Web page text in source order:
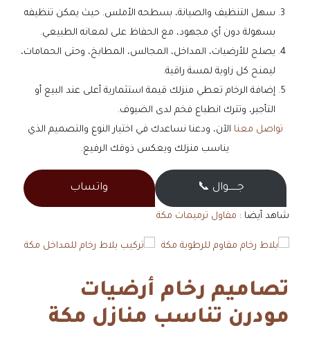
سهل التنظيف والصيانة، بسطحه الأملس. حيث يمكن تنظيفه
بسهولة دون أي مجهود، مع الحفاظ على لمعانه الطبيعي.
يصلح للأرضيات، المداخل، المجالس، المطابخ، وحتى الحمامات،
ليمنح كل زاوية لمسة راقية.
إضافة الرخام تعطي منزلك قيمة استثمارية أعلى عند البيع أو
التأجير، وتترك انطباع فخم لدى الضيوف.
تواصل معنا الآن، ودعنا نساعدك في اختيار النوع والتصميم الذي
يناسب منزلك ويعكس ذوقك الرفيع.
جــــــوال 📞 واتساب
شاهد أيضا : مقاول ترميمات مكة
تصاميم رخام أرضيات
مودرن تناسب منازل مكة